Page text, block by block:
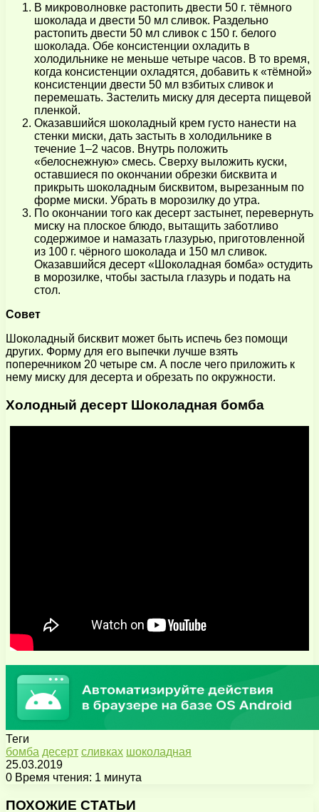
В микроволновке растопить двести 50 г. тёмного
шоколада и двести 50 мл сливок. Раздельно
растопить двести 50 мл сливок с 150 г. белого
шоколада. Обе консистенции охладить в
холодильнике не меньше четыре часов. В то время,
когда консистенции охладятся, добавить к «тёмной»
консистенции двести 50 мл взбитых сливок и
перемешать. Застелить миску для десерта пищевой
пленкой.
Оказавшийся шоколадный крем густо нанести на
стенки миски, дать застыть в холодильнике в
течение 1–2 часов. Внутрь положить
«белоснежную» смесь. Сверху выложить куски,
оставшиеся по окончании обрезки бисквита и
прикрыть шоколадным бисквитом, вырезанным по
форме миски. Убрать в морозилку до утра.
По окончании того как десерт застынет, перевернуть
миску на плоское блюдо, вытащить заботливо
содержимое и намазать глазурью, приготовленной
из 100 г. чёрного шоколада и 150 мл сливок.
Оказавшийся десерт «Шоколадная бомба» остудить
в морозилке, чтобы застыла глазурь и подать на
стол.
Совет
Шоколадный бисквит может быть испечь без помощи
других. Форму для его выпечки лучше взять
поперечником 20 четыре см. А после чего приложить к
нему миску для десерта и обрезать по окружности.
Холодный десерт Шоколадная бомба
Теги
бомба десерт сливках шоколадная
25.03.2019
0 Время чтения: 1 минута
через
ПОХОЖИЕ СТАТЬИ